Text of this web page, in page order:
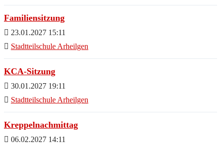
Familiensitzung
23.01.2027 15:11
Stadtteilschule Arheilgen
KCA-Sitzung
30.01.2027 19:11
Stadtteilschule Arheilgen
Kreppelnachmittag
06.02.2027 14:11